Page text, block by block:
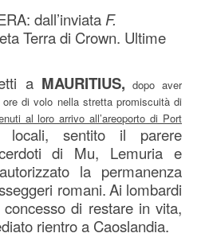
dall’inviata F.
Terra di Crown. Ultime
aMAURITIUS, dopo aver
di volo nella stretta promiscuità di
al loro arrivo all’areoporto di Port
locali, sentito il parere
di Mu, Lemuria e
la permanenza
romani.Ai lombardi
di restare in vita,
rientro a Caoslandia.